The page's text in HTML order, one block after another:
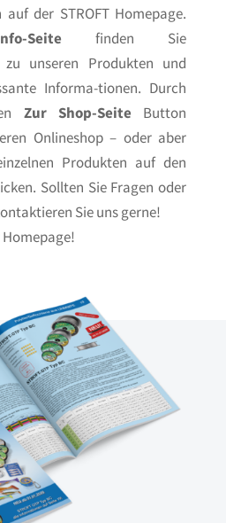
der STROFT Homepage.
Seite finden Sie
zu unseren Produkten und
Informa-tionen. Durch
Zur Shop-Seite Button
Onlineshop – oder aber
Produkten auf den
Sollten Sie Fragen oder
Sie uns gerne!